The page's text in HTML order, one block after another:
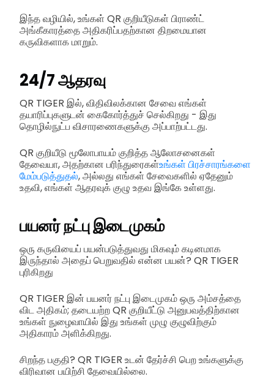
இந்த வழியில், உங்கள் QR குறியீடுகள் பிராண்ட்
அங்கீகாரத்தை அதிகரிப்பதற்கான திறமையான
கருவிகளாக மாறும்.
24/7 ஆதரவு
QR TIGER இல், விதிவிலக்கான சேவை எங்கள்
தயாரிப்புகளுடன் கைகோர்த்துச் செல்கிறது - இது
தொழில்நுட்ப விசாரணைகளுக்கு அப்பாற்பட்டது.
QR குறியீடு மூலோபாயம் குறித்த ஆலோசனைகள்
தேவையா, அதற்கான பரிந்துரைகள்உங்கள் பிரச்சாரங்களை
மேம்படுத்துதல், அல்லது எங்கள் சேவைகளில் ஏதேனும்
உதவி, எங்கள் ஆதரவுக் குழு உதவ இங்கே உள்ளது.
பயனர் நட்பு இடைமுகம்
ஒரு கருவியைப் பயன்படுத்துவது மிகவும் கடினமாக
இருந்தால் அதைப் பெறுவதில் என்ன பயன்? QR TIGER
புரிகிறது
QR TIGER இன் பயனர் நட்பு இடைமுகம் ஒரு அம்சத்தை
விட அதிகம்; தடையற்ற QR குறியீட்டு அனுபவத்திற்கான
உங்கள் நுழைவாயில் இது உங்கள் முழு குழுவிற்கும்
அதிகாரம் அளிக்கிறது.
சிறந்த பகுதி? QR TIGER உடன் தேர்ச்சி பெற உங்களுக்கு
விரிவான பயிற்சி தேவையில்லை.